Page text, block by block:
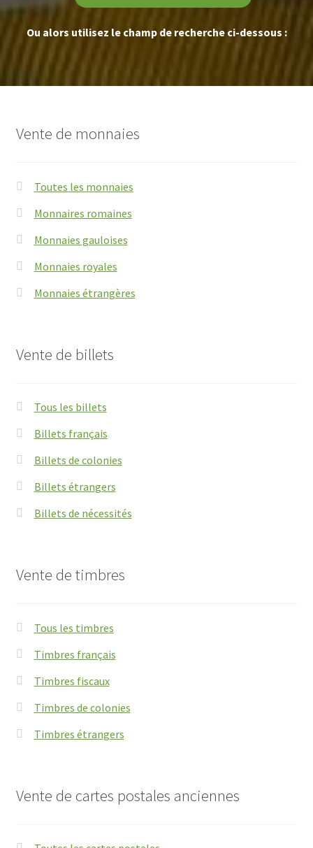
Ou alors utilisez le champ de recherche ci-dessous :
Vente de monnaies
Toutes les monnaies
Monnaires romaines
Monnaies gauloises
Monnaies royales
Monnaies étrangères
Vente de billets
Tous les billets
Billets français
Billets de colonies
Billets étrangers
Billets de nécessités
Vente de timbres
Tous les timbres
Timbres français
Timbres fiscaux
Timbres de colonies
Timbres étrangers
Vente de cartes postales anciennes